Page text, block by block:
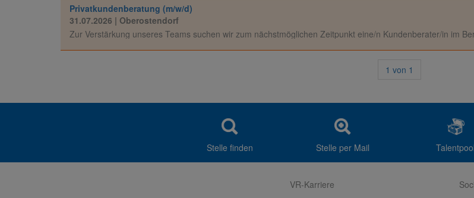
Privatkundenberatung (m/w/d)
31.07.2026 | Oberostendorf
Zur Verstärkung unseres Teams suchen wir zum nächstmöglichen Zeitpunkt eine/n Kundenberater/in im
1 von 1
Stelle finden Stelle per Mail Talentpool
VR-Karriere